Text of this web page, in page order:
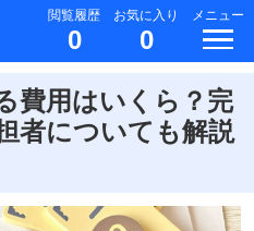
閲覧履歴
0
お気に入り
0
メニュー
費用はいくら？完
者についても解説